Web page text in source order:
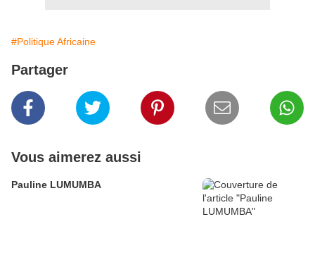
#Politique Africaine
Partager
Vous aimerez aussi
Pauline LUMUMBA